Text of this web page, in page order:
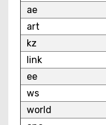
ae
art
kz
link
ee
ws
world